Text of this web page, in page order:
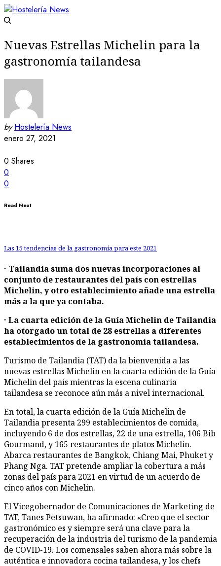
Nuevas Estrellas Michelin para la
gastronomía tailandesa
by Hostelería News
enero 27, 2021
0 Shares
0
0
Read Next
Las 15 tendencias de la gastronomía para este 2021
· Tailandia suma dos nuevas incorporaciones al
conjunto de restaurantes del país con estrellas
Michelin, y otro establecimiento añade una estrella
más a la que ya contaba.
· La cuarta edición de la Guía Michelin de Tailandia
ha otorgado un total de 28 estrellas a diferentes
establecimientos de la gastronomía tailandesa.
Turismo de Tailandia (TAT) da la bienvenida a las
nuevas estrellas Michelin en la cuarta edición de la Guía
Michelin del país mientras la escena culinaria
tailandesa se reconoce aún más a nivel internacional.
En total, la cuarta edición de la Guía Michelin de
Tailandia presenta 299 establecimientos de comida,
incluyendo 6 de dos estrellas, 22 de una estrella, 106 Bib
Gourmand, y 165 restaurantes de platos Michelin.
Abarca restaurantes de Bangkok, Chiang Mai, Phuket y
Phang Nga. TAT pretende ampliar la cobertura a más
zonas del país para 2021 en virtud de un acuerdo de
cinco años con Michelin.
El Vicegobernador de Comunicaciones de Marketing de
TAT, Tanes Petsuwan, ha afirmado: «Creo que el sector
gastronómico es y siempre será una clave para la
recuperación de la industria del turismo de la pandemia
de COVID-19. Los comensales saben ahora más sobre la
auténtica e innovadora cocina tailandesa, y los chefs